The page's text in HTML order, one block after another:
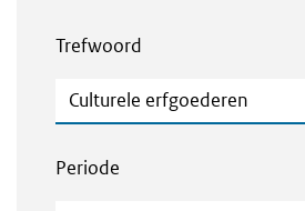
Trefwoord
Trefwoord
Periode